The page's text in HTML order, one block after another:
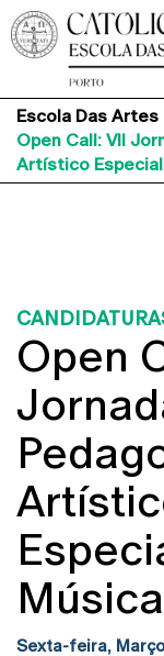
Escola Das Artes
Open Call: VII
Artístico
Open
Música
Sexta-feira,